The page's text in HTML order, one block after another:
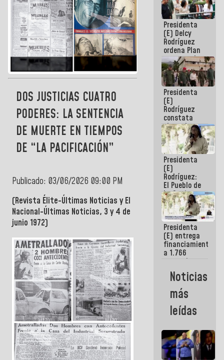
DOS JUSTICIAS CUATRO
PODERES: LA SENTENCIA
DE MUERTE EN TIEMPOS
DE “LA PACIFICACIÓN”
Publicado: 03/06/2026 09:00 PM
(Revista Élite-Últimas Noticias y El
Nacional-Últimas Noticias, 3 y 4 de
junio 1972)
por su
clasificación
a la
AmeriCup
2027
Presidenta
(E) Delcy
Rodríguez
ordena Plan
maestro de
desarrollo
logístico y
turístico
para La
Guaira
Presidenta
(E)
Rodríguez
constata
obras de
rehabilitación
de Escuela
Militar de
Mamo en La
Guaira
Presidenta
(E)
Rodríguez:
El Pueblo de
La Guaira
siempre
estará
acompañada
por el
Gobierno
Nacional
Presidenta
(E) entrega
financiamientos
a 1.766
comerciantes
emprendedores
afectados
por
terremotos
Noticias
más
leídas